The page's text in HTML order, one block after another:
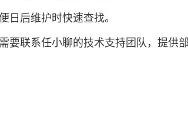
日后维护时快速查找。
要联系任小聊的技术支持团队，提供